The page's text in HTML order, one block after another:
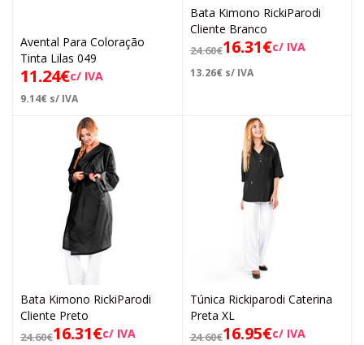
Avental Para Coloração
Tinta Lilas 049
11.24€c/ IVA
9.14€ s/ IVA
Bata Kimono RickiParodi
Cliente Branco
24.60€16.31€c/ IVA
13.26€ s/ IVA
Bata Kimono RickiParodi
Cliente Preto
24.60€16.31€c/ IVA
Túnica Rickiparodi Caterina
Preta XL
24.60€16.95€c/ IVA